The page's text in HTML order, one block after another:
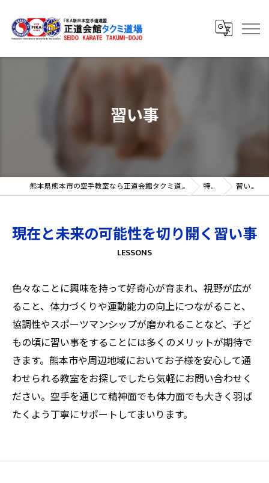
習い事
熊本県熊本市の空手教室なら正道会館タクミ道場 特徴 習い事
現在と未来の可能性を切り開く習い事
LESSONS
色々なことに興味を持って好奇心が育まれ、視野が広が
ること、体力づくりや運動能力の向上につながること、
協調性やスポーツマンシップが磨かれることなど、子ど
もの頃に習い事をすることには多くのメリットが期待で
きます。熊本市や周辺地域においてお子様を安心して通
わせられる教室をお探しでしたら気軽にお問い合わせく
ださい。空手を通じて精神面でも体力面でも大きく羽ば
たくよう丁寧にサポートしてまいります。